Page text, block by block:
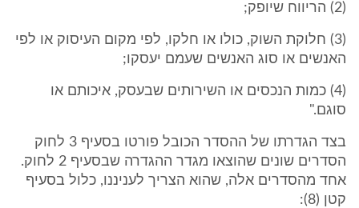
(2) הריווח שיופק;
(3) חלוקת השוק, כולו או חלקו, לפי מקום העיסוק או לפי
האנשים או סוג האנשים שעמם יעסקו;
(4) כמות הנכסים או השירותים שבעסק, איכותם או
סוגם."
בצד הגדרתו של ההסדר הכובל פורטו בסעיף 3 לחוק
הסדרים שונים שהוצאו מגדר ההגדרה שבסעיף 2 לחוק.
אחד מהסדרים אלה, שהוא הצריך לעניננו, כלול בסעיף
קטן (8):